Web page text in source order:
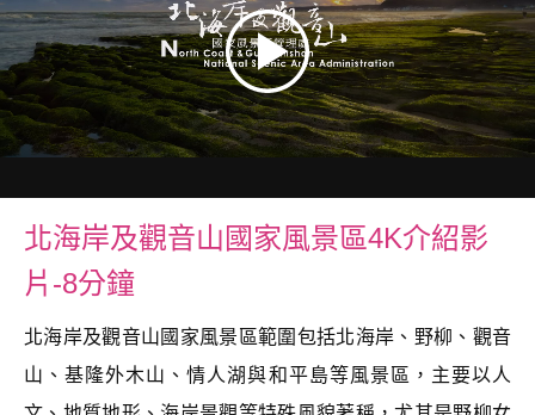
北海岸及觀音山國家風景區4K介紹影
片-8分鐘
北海岸及觀音山國家風景區範圍包括北海岸、野柳、觀音
山、基隆外木山、情人湖與和平島等風景區，主要以人